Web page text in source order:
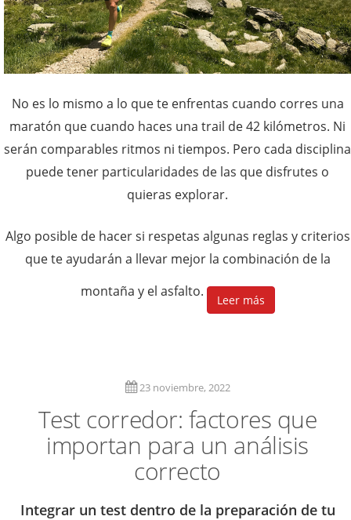
No es lo mismo a lo que te enfrentas cuando corres una
maratón que cuando haces una trail de 42 kilómetros. Ni
serán comparables ritmos ni tiempos. Pero cada disciplina
puede tener particularidades de las que disfrutes o
quieras explorar.
Algo posible de hacer si respetas algunas reglas y criterios
que te ayudarán a llevar mejor la combinación de la
montaña y el asfalto.
Leer más
23 noviembre, 2022
Test corredor: factores que
importan para un análisis
correcto
Integrar un test dentro de la preparación de tu